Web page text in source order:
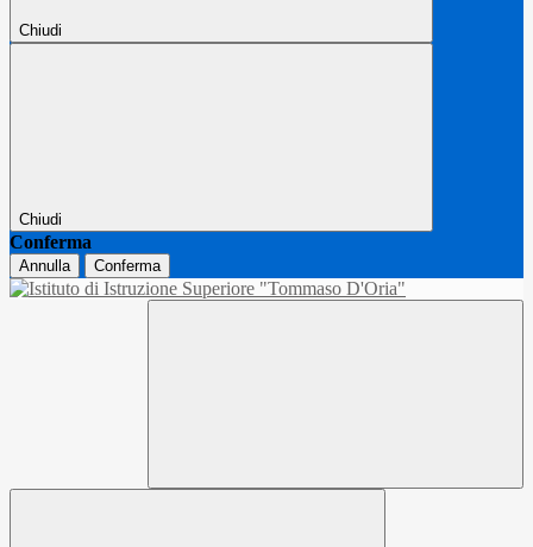
Chiudi
Chiudi
Conferma
Annulla Conferma